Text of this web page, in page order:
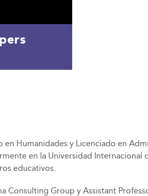
Humanidades y Licenciado en
en la Universidad
educativos.
Consulting Group y Assistant